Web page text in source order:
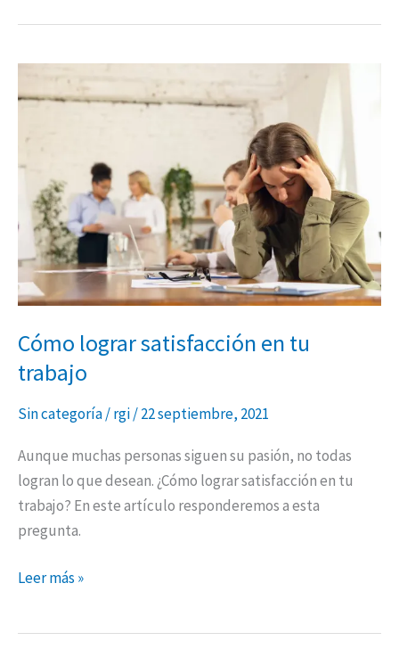
Cómo lograr satisfacción en tu
trabajo
Sin categoría/rgi/22 septiembre, 2021
Aunque muchas personas siguen su pasión, no todas
logran lo que desean. ¿Cómo lograr satisfacción en tu
trabajo? En este artículo responderemos a esta
pregunta.
lograr
tu
trabajo
Leer más »